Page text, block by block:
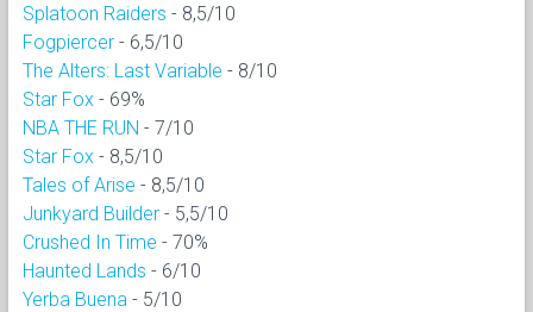
Splatoon Raiders - 8,5/10
Fogpiercer - 6,5/10
The Alters: Last Variable - 8/10
Star Fox - 69%
NBA THE RUN - 7/10
Star Fox - 8,5/10
Tales of Arise - 8,5/10
Junkyard Builder - 5,5/10
Crushed In Time - 70%
Haunted Lands - 6/10
Yerba Buena - 5/10